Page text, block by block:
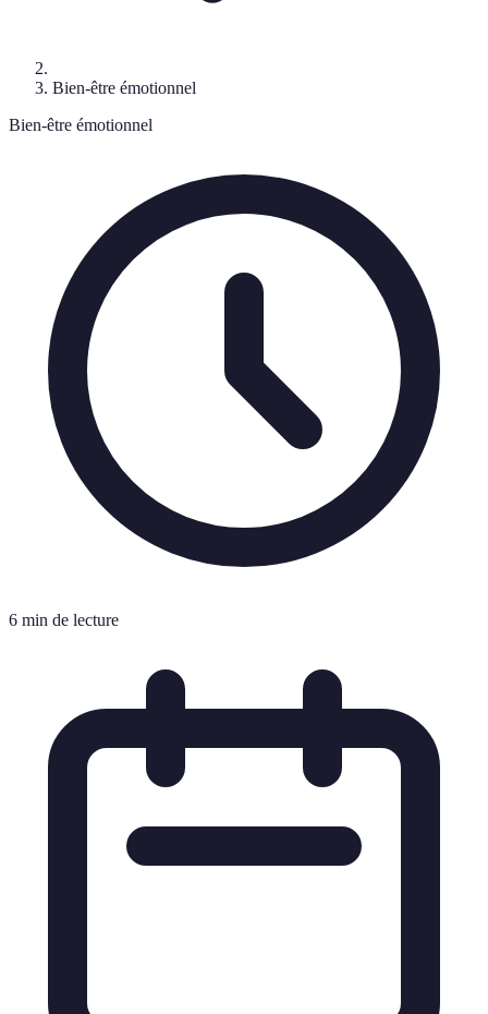
Bien-être émotionnel
Bien-être émotionnel
6 min de lecture